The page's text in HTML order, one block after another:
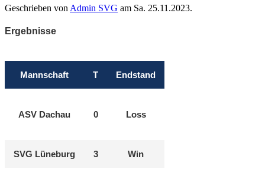
Geschrieben von Admin SVG am Sa. 25.11.2023.
Ergebnisse
Mannschaft T Endstand
ASV Dachau 0 Loss
SVG Lüneburg 3 Win